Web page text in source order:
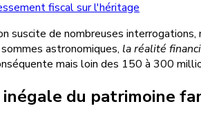
fiscal sur l'héritage
suscite de nombreuses interrogations,
astronomiques, la réalité
mais loin des 150 à 300
du patrimoine